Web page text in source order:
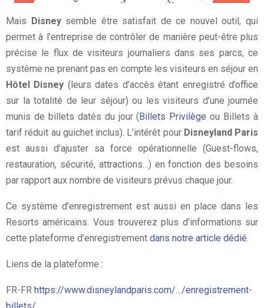
Mais Disneysemble être satisfait de ce nouvel outil, qui
permet à l’entreprise de contrôler de manière peut-être plus
précise le flux de visiteurs journaliers dans ses parcs, ce
système ne prenant pas en compte les visiteurs en séjour en
Hôtel Disney (leurs dates d’accès étant enregistré d’office
sur la totalité de leur séjour) ou les visiteurs d’une journée
munis de billets datés du jour (Billets Privilège ou Billets à
tarif réduit au guichet inclus). L’intérêt pour Disneyland Paris
est aussi d’ajuster sa force opérationnelle (Guest-flows,
restauration, sécurité, attractions…) en fonction des besoins
par rapport aux nombre de visiteurs prévus chaque jour.
Ce système d’enregistrement est aussi en place dans les
Resorts américains. Vous trouverez plus d’informations sur
cette plateforme d’enregistrement dans notre article dédié.
Liens de la plateforme :
FR-FR https://www.disneylandparis.com/…/enregistrement-